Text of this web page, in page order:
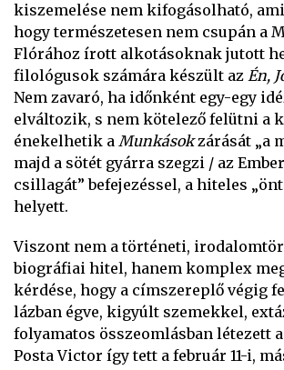
kiszemelése nem kifogásolható,
hogy természetesen nem csupán a
Flórához írott alkotásoknak jutott
filológusok számára készült az Én,
Nem zavaró, ha időnként egy-egy
elváltozik, s nem kötelező felütni a
énekelhetik a Munkásokzárását „a
majd a sötét gyárra szegzi / az
csillagát” befejezéssel, a hiteles
helyett.
Viszont nem a történeti,
biográfiai hitel, hanem komplex
kérdése, hogy a címszereplő végig
lázban égve, kigyúlt szemekkel,
folyamatos összeomlásban létezett
Posta Victor így tett a február 11-i,